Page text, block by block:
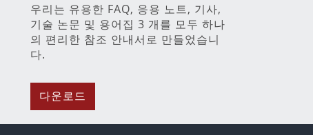
우리는 유용한 FAQ, 응용 노트, 기사,
기술 논문 및 용어집 3 개를 모두 하나
의 편리한 참조 안내서로 만들었습니
다.
다운로드